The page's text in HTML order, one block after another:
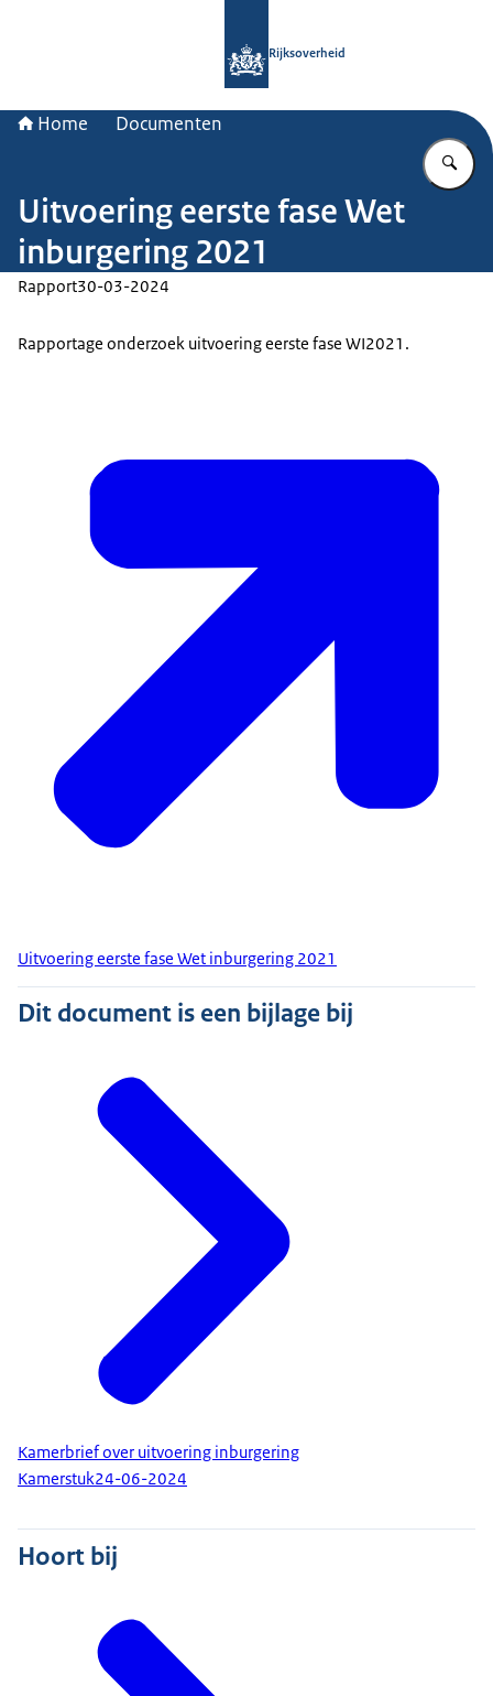
Rijksoverheid
Home Documenten
Uitvoering eerste fase Wet
inburgering 2021
Rapport30-03-2024
Rapportage onderzoek uitvoering eerste fase WI2021.
Uitvoering eerste fase Wet inburgering 2021
Dit document is een bijlage bij
Kamerbrief over uitvoering inburgering
Kamerstuk24-06-2024
Hoort bij